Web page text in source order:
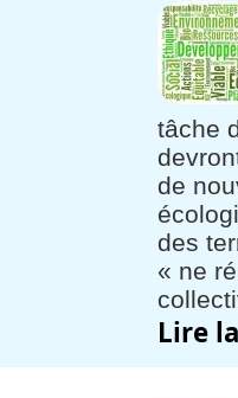
tâche
de
des
« ne
Lire